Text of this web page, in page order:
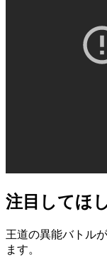
注目してほ
王道の異能バトル
ます。